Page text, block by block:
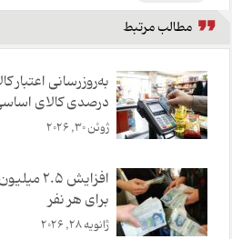
مطالب مرتبط
درصدی کالای
ژوئن 30, 2026
افزایش
برای هر نفر
ژانویه 28, 2026